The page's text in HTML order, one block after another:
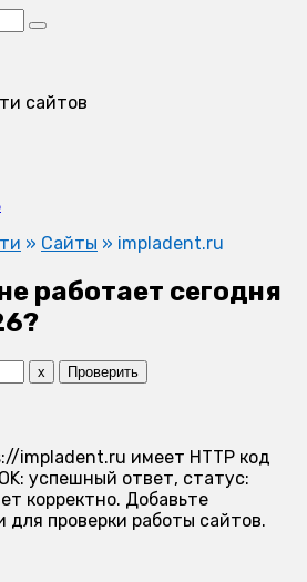
сайтов
» Сайты » impladent.ru
работает сегодня
x Проверить
impladent.ru имеет HTTP код
успешный ответ, статус:
корректно. Добавьте
для проверки работы сайтов.